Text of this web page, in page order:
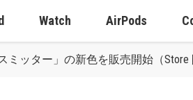
Watch AirPods
ミッター」の新色を販売開始（Store